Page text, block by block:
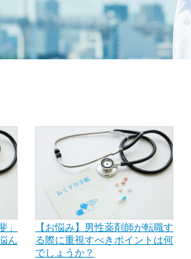
」
ん
【お悩み】男性薬剤師が転職す
る際に重視すべきポイントは何
でしょうか？